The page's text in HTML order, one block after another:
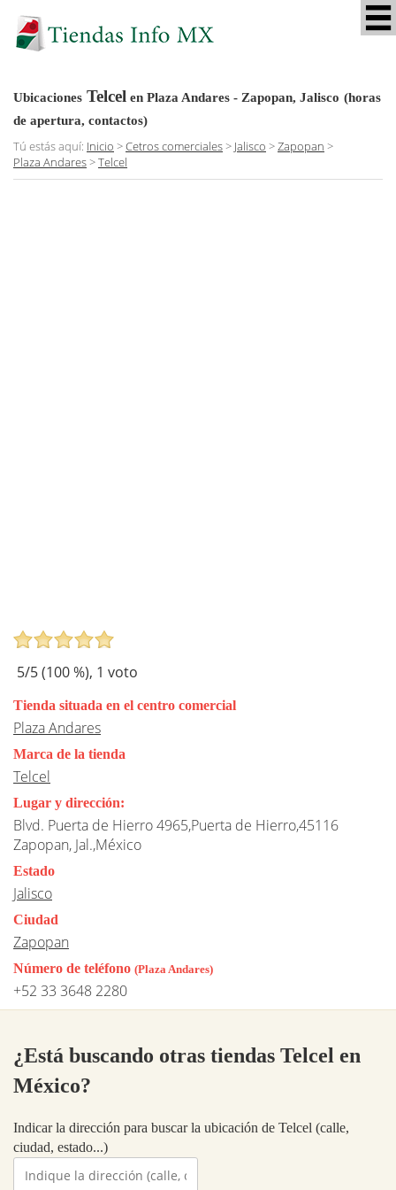
Ubicaciones Telcel en Plaza Andares - Zapopan, Jalisco (horas
de apertura, contactos)
Tú estás aquí: Inicio >Cetros comerciales> Jalisco >Zapopan >
Plaza Andares>Telcel
5/5 (100%), 1 voto
Tienda situada en el centro comercial
Plaza Andares
Marca de la tienda
Telcel
Lugar y dirección:
Blvd. Puerta de Hierro 4965,Puerta de Hierro,45116
Zapopan, Jal.,México
Estado
Jalisco
Ciudad
Zapopan
Número de teléfono (Plaza Andares)
+52 33 3648 2280
¿Está buscando otras tiendas Telcel en
México?
Indicar la dirección para buscar la ubicación de Telcel (calle,
ciudad, estado...)